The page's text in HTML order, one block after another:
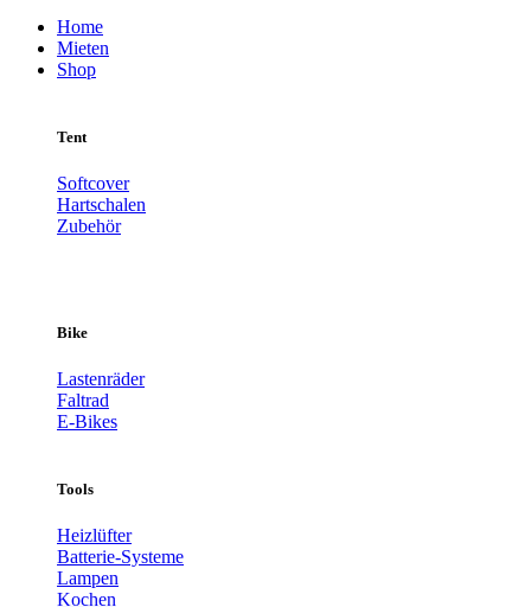
Home
Mieten
Shop
Tent
Softcover
Hartschalen
Zubehör
Bike
Lastenräder
Faltrad
E-Bikes
Tools
Heizlüfter
Batterie-Systeme
Lampen
Kochen